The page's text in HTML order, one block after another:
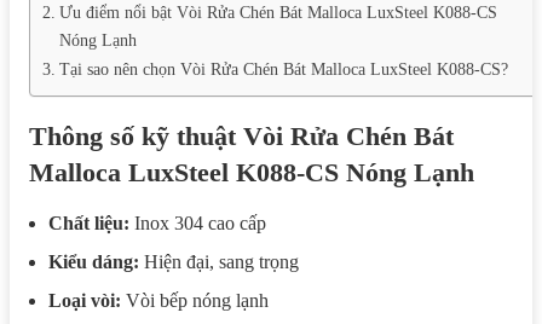
Ưu điểm nổi bật Vòi Rửa Chén Bát Malloca LuxSteel K088-CS
Nóng Lạnh
Tại sao nên chọn Vòi Rửa Chén Bát Malloca LuxSteel K088-CS?
Thông số kỹ thuật Vòi Rửa Chén Bát
Malloca LuxSteel K088-CS Nóng Lạnh
Chất liệu: Inox 304 cao cấp
Kiểu dáng: Hiện đại, sang trọng
Loại vòi: Vòi bếp nóng lạnh